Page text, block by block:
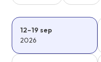
12–19 sep
2026